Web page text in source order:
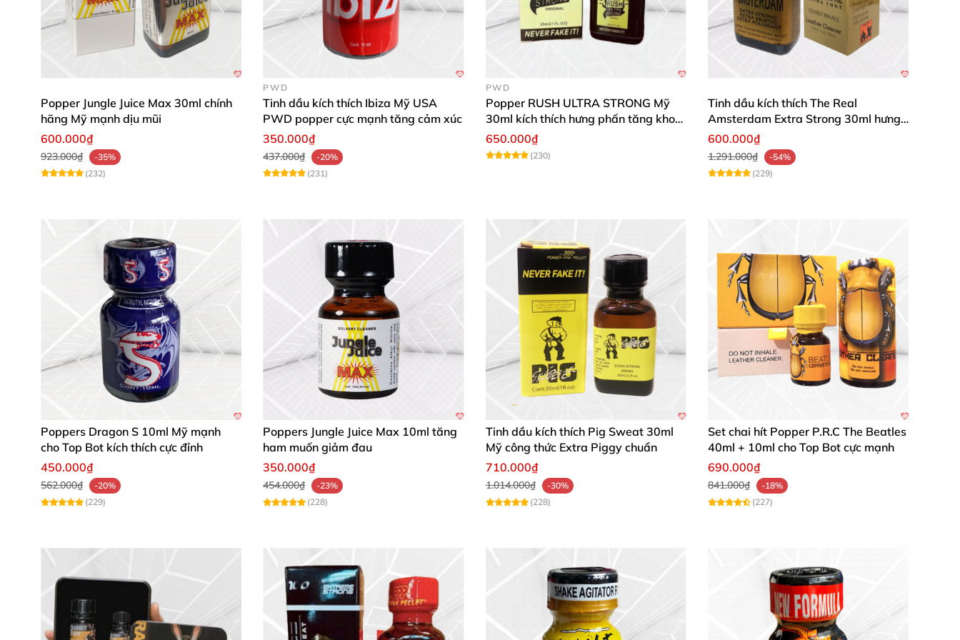
Popper Jungle Juice Max 30ml chính
hãng Mỹ mạnh dịu mũi
600.000₫
923.000₫
-35%
(232)
PWD
Tinh dầu kích thích Ibiza Mỹ USA
PWD popper cực mạnh tăng cảm xúc
350.000₫
437.000₫
-20%
(231)
PWD
Popper RUSH ULTRA STRONG Mỹ
30ml kích thích hưng phấn tăng khoái
cảm
650.000₫
(230)
Tinh dầu kích thích The Real
Amsterdam Extra Strong 30ml hưng
phấn
600.000₫
1.291.000₫
-54%
(229)
Poppers Dragon S 10ml Mỹ mạnh
cho Top Bot kích thích cực đỉnh
450.000₫
562.000₫
-20%
(229)
Poppers Jungle Juice Max 10ml tăng
ham muốn giảm đau
350.000₫
454.000₫
-23%
(228)
Tinh dầu kích thích Pig Sweat 30ml
Mỹ công thức Extra Piggy chuẩn
710.000₫
1.014.000₫
-30%
(228)
Set chai hít Popper P.R.C The Beatles
40ml + 10ml cho Top Bot cực mạnh
690.000₫
841.000₫
-18%
(227)